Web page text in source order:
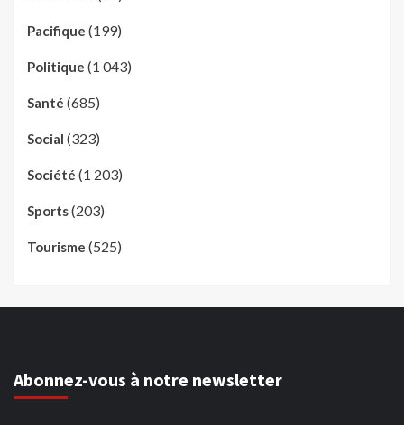
Pacifique (199)
Politique (1 043)
Santé (685)
Social (323)
Société (1 203)
Sports(203)
Tourisme (525)
Abonnez-vous à notre newsletter